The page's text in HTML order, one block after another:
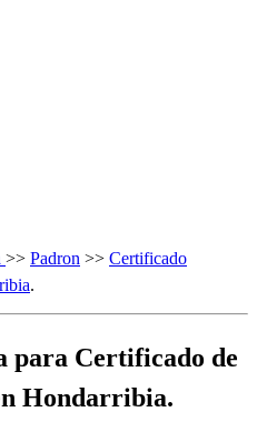
>> Padron >> Certificado
.
para Certificado de
Hondarribia.